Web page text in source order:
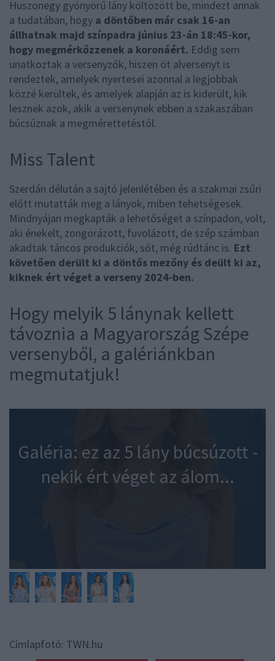
Huszonegy gyönyörű lány költözött be, mindezt annak
a tudatában, hogy a döntőben már csak 16-an
állhatnak majd színpadra június 23-án 18:45-kor,
hogy megmérkőzzenek a koronáért. Eddig sem
unatkoztak a versenyzők, hiszen öt alversenyt is
rendeztek, amelyek nyertesei azonnal a legjobbak
közzé kerültek, és amelyek alapján az is kiderült, kik
lesznek azok, akik a versenynek ebben a szakaszában
búcsúznak a megmérettetéstől.
Miss Talent
Szerdán délután a sajtó jelenlétében és a szakmai zsűri
előtt mutatták meg a lányok, miben tehetségesek.
Mindnyájan megkapták a lehetőséget a színpadon, volt,
aki énekelt, zongorázott, fuvolázott, de szép számban
akadtak táncos produkciók, sőt, még rúdtánc is. Ezt
követően derült ki a döntős mezőny és deült ki az,
kiknek ért véget a verseny 2024-ben.
Hogy melyik 5 lánynak kellett
távoznia a Magyarország Szépe
versenyből, a galériánkban
megmutatjuk!
Galéria: ez az 5 lány búcsúzott -
nekik ért véget az álom...
Címlapfotó: TWN.hu